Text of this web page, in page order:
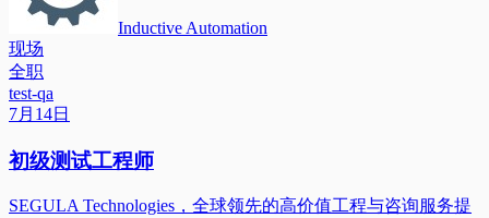
Inductive Automation
现场
全职
test-qa
7月14日
初级测试工程师
SEGULA Technologies，全球领先的高价值工程与咨询服务提